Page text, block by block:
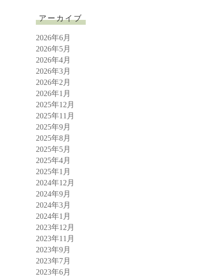
アーカイブ
2026年6月
2026年5月
2026年4月
2026年3月
2026年2月
2026年1月
2025年12月
2025年11月
2025年9月
2025年8月
2025年5月
2025年4月
2025年1月
2024年12月
2024年9月
2024年3月
2024年1月
2023年12月
2023年11月
2023年9月
2023年7月
2023年6月